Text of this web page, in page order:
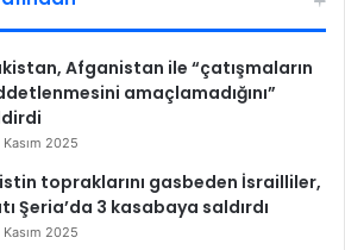
Afganistan ile “çatışmaların
amaçlamadığını”
Kasım 2025
topraklarını gasbeden İsrailliler,
Şeria’da 3 kasabaya saldırdı
Kasım 2025